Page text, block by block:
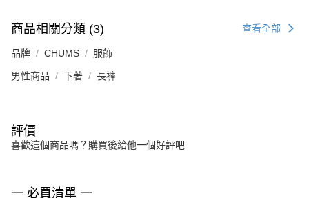
商品相關分類 (3) 查看全部
品牌 CHUMS 服飾
男性商品 下著 長褲
評價
喜歡這個商品嗎？購買後給他一個好評吧
一 必買清單 一